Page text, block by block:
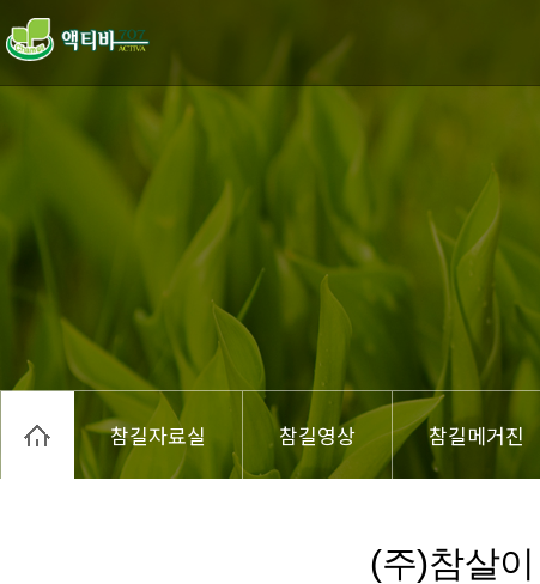
참길자료실 참길영상 참길메거진
(주)참살